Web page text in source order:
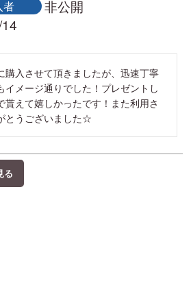
者
非公開
購入させて頂きましたが、迅速丁寧
イメージ通りでした！プレゼントし
貰えて嬉しかったです！また利用さ
とうございました☆
る